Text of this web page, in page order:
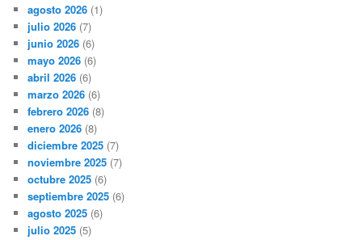
agosto 2026 (1)
julio 2026 (7)
junio 2026 (6)
mayo 2026 (6)
abril 2026 (6)
marzo 2026 (6)
febrero 2026 (8)
enero 2026 (8)
diciembre 2025 (7)
noviembre 2025 (7)
octubre 2025 (6)
septiembre 2025 (6)
agosto 2025 (6)
julio 2025 (5)